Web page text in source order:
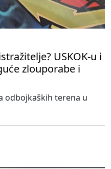
USKOK-u i
zlouporabe i
odbojkaških terena u